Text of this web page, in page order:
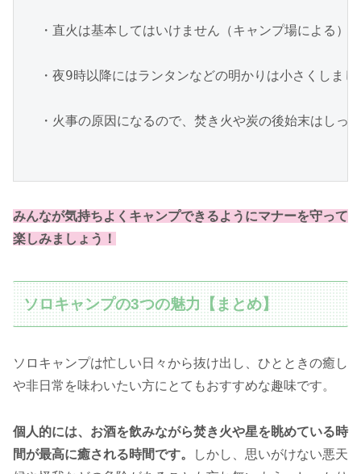
・直火は基本してはいけません（キャンプ場による）
・夜9時以降にはランタンなどの明かりは小さくしまし
・火事の原因になるので、焚き火や炭の後始末はしっ
みんなが気持ちよくキャンプできるようにマナーを守って
楽しみましょう！
ソロキャンプの3つの魅力【まとめ】
ソロキャンプは忙しい日々から抜け出し、ひとときの癒し
や非日常を味わいたい方にとてもおすすめな趣味です。
個人的には、お酒を飲みながら焚き火や星を眺めている時
間が最高に癒される時間です。
しかし、思いがけない悪天